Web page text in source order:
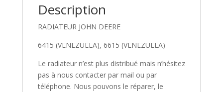
Description
RADIATEUR JOHN DEERE
6415 (VENEZUELA), 6615 (VENEZUELA)
Le radiateur n’est plus distribué mais n’hésitez
pas à nous contacter par mail ou par
téléphone. Nous pouvons le réparer, le